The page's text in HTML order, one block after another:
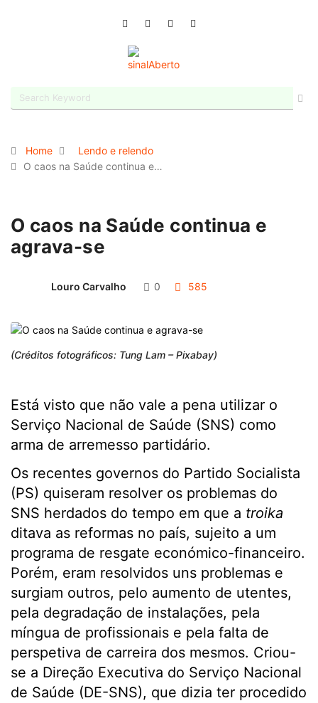
Home
Lendo e relendo
O caos na Saúde continua e…
O caos na Saúde continua e
agrava-se
Louro Carvalho 0 585
(Créditos fotográficos: Tung Lam – Pixabay)
Está visto que não vale a pena utilizar o
Serviço Nacional de Saúde (SNS) como
arma de arremesso partidário.
Os recentes governos do Partido Socialista
(PS) quiseram resolver os problemas do
SNS herdados do tempo em que a troika
ditava as reformas no país, sujeito a um
programa de resgate económico-financeiro.
Porém, eram resolvidos uns problemas e
surgiam outros, pelo aumento de utentes,
pela degradação de instalações, pela
míngua de profissionais e pela falta de
perspetiva de carreira dos mesmos. Criou-
se a Direção Executiva do Serviço Nacional
de Saúde (DE-SNS), que dizia ter procedido